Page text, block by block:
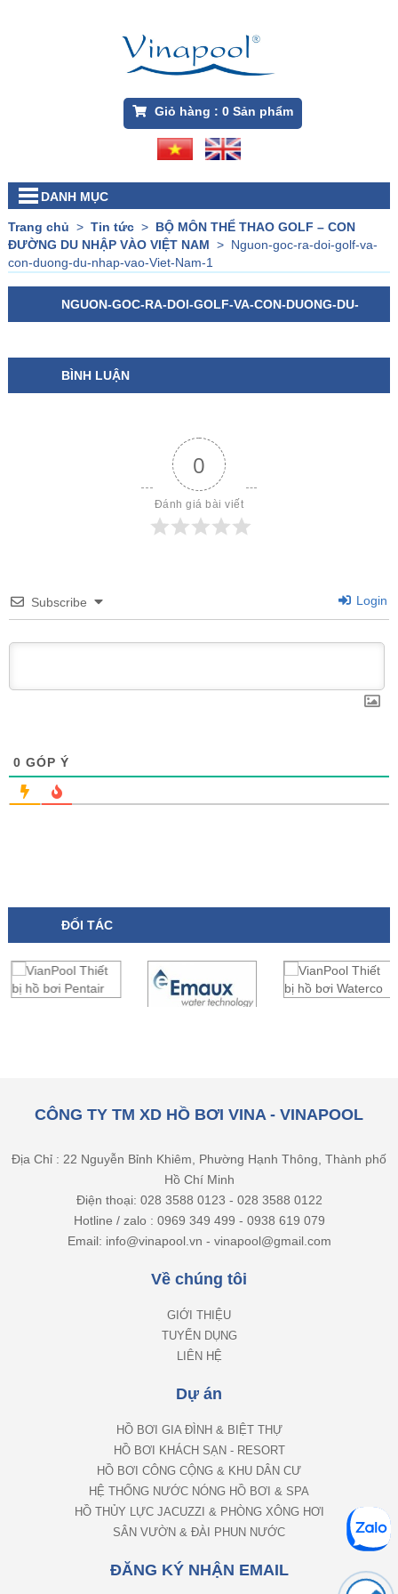
Giỏ hàng : 0Sản phẩm
DANH MỤC
Trang chủ > Tin tức> BỘ MÔN THỂ THAO GOLF – CON
ĐƯỜNG DU NHẬP VÀO VIỆT NAM > Nguon-goc-ra-doi-golf-va-
con-duong-du-nhap-vao-Viet-Nam-1
NGUON-GOC-RA-DOI-GOLF-VA-CON-DUONG-DU-
BÌNH LUẬN
0
Đánh giá bài viết
Subscribe Login
0 GÓP Ý
ĐỐI TÁC
CÔNG TY TM XD HỒ BƠI VINA - VINAPOOL
Địa Chỉ : 22 Nguyễn Bỉnh Khiêm, Phường Hạnh Thông, Thành phố
Hồ Chí Minh
Điện thoại: 028 3588 0123 - 028 3588 0122
Hotline / zalo : 0969 349 499 - 0938 619 079
Email: info@vinapool.vn - vinapool@gmail.com
Về chúng tôi
GIỚI THIỆU
TUYỂN DỤNG
LIÊN HỆ
Dự án
HỒ BƠI GIA ĐÌNH & BIỆT THỰ
HỒ BƠI KHÁCH SẠN - RESORT
HỒ BƠI CÔNG CỘNG & KHU DÂN CƯ
HỆ THỐNG NƯỚC NÓNG HỒ BƠI & SPA
HỒ THỦY LỰC JACUZZI & PHÒNG XÔNG HƠI
SÂN VƯỜN & ĐÀI PHUN NƯỚC
ĐĂNG KÝ NHẬN EMAIL